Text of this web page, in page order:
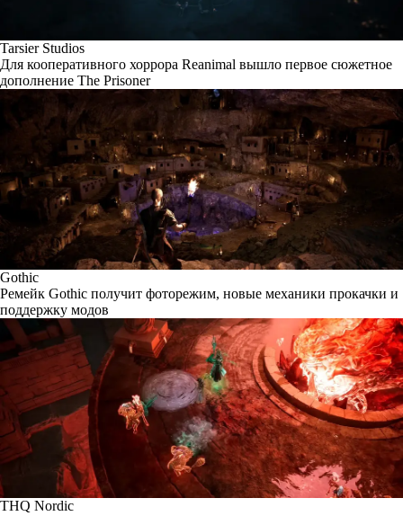
Tarsier Studios
Для кооперативного хоррора Reanimal вышло первое сюжетное
дополнение The Prisoner
Gothic
Ремейк Gothic получит фоторежим, новые механики прокачки и
поддержку модов
THQ Nordic